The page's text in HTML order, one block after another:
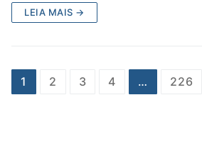
LEIA MAIS →
Paginação
1 2 3 4 … 226